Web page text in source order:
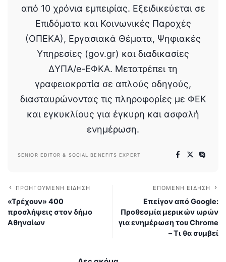
από 10 χρόνια εμπειρίας. Εξειδικεύεται σε
Επιδόματα και Κοινωνικές Παροχές
(ΟΠΕΚΑ), Εργασιακά Θέματα, Ψηφιακές
Υπηρεσίες (gov.gr) και διαδικασίες
ΔΥΠΑ/e-ΕΦΚΑ. Μετατρέπει τη
γραφειοκρατία σε απλούς οδηγούς,
διασταυρώνοντας τις πληροφορίες με ΦΕΚ
και εγκυκλίους για έγκυρη και ασφαλή
ενημέρωση.
SENIOR EDITOR & SOCIAL BENEFITS EXPERT
ΠΡΟΗΓΟΎΜΕΝΗ ΕΊΔΗΣΗ
«Τρέχουν» 400
προσλήψεις στον δήμο
Αθηναίων
ΕΠΌΜΕΝΗ ΕΊΔΗΣΗ
Επείγον από Google:
Προθεσμία μερικών ωρών
για ενημέρωση του Chrome
– Τι θα συμβεί